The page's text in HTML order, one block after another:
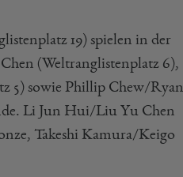
19) spielen in der
(Weltranglistenplatz 6),
5) sowie Phillip Chew/Ryan
Li Jun Hui/Liu Yu Chen
Takeshi Kamura/Keigo